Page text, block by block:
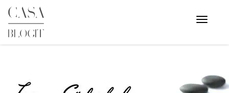
Skip
content
Avaa
valikko